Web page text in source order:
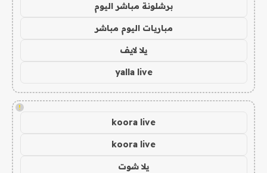
برشلونة مباشر اليوم
مباريات اليوم مباشر
يلا لايف
yalla live
!
koora live
koora live
يلا شوت